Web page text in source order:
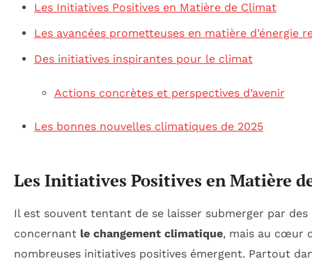
Les Initiatives Positives en Matière de Climat
Les avancées prometteuses en matière d’énergie
Des initiatives inspirantes pour le climat
Actions concrètes et perspectives d’avenir
Les bonnes nouvelles climatiques de 2025
Les Initiatives Positives en Matière
Il est souvent tentant de se laisser submerger par
concernant le changement climatique, mais au cœur
nombreuses initiatives positives émergent. Partout